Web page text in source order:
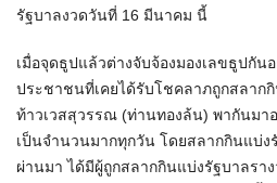
รัฐบาลงวดวันที่ 16 มีนาคม นี้
เมื่อจุดธูปแล้วต่างจับจ้องมองเลขธูปกัน
ประชาชนที่เคยได้รับโชคลาภถูกสลาก
ท้าวเวสสุวรรณ (ท่านทองล้น) พากันม
เป็นจำนวนมากทุกวัน โดยสลากกินแบ่ง
ผ่านมา ได้มีผู้ถูกสลากกินแบ่งรัฐบาลรา